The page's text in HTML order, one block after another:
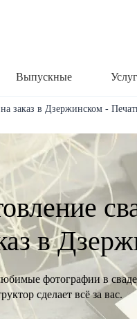
Выпускные
заказ в Дзержинском -
в
фотографии в
сделает всё за вас.